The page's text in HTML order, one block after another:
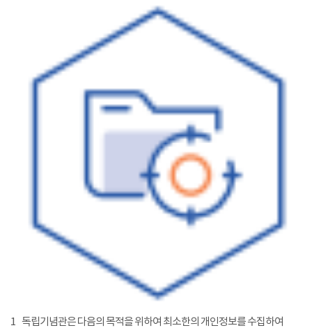
1 독립기념관은 다음의 목적을 위하여 최소한의 개인정보를 수집하여